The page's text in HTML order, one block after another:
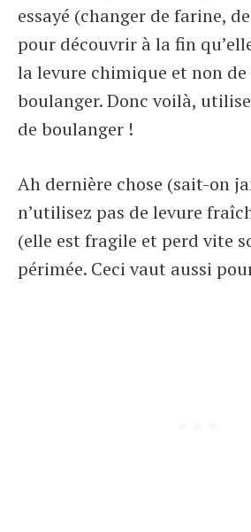
essayé (changer de farine,
pour découvrir à la fin
la levure chimique et non de
boulanger. Donc voilà,
de boulanger !
Ah dernière chose (sait-on
n’utilisez pas de levure
(elle est fragile et perd vite
périmée. Ceci vaut aussi